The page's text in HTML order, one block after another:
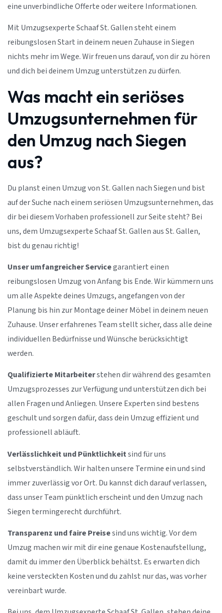
eine unverbindliche Offerte oder weitere Informationen.
Mit Umzugsexperte Schaaf St. Gallen steht einem
reibungslosen Start in deinem neuen Zuhause in Siegen
nichts mehr im Wege. Wir freuen uns darauf, von dir zu hören
und dich bei deinem Umzug unterstützen zu dürfen.
Was macht ein seriöses
Umzugsunternehmen für
den Umzug nach Siegen
aus?
Du planst einen Umzug von St. Gallen nach Siegen und bist
auf der Suche nach einem seriösen Umzugsunternehmen, das
dir bei diesem Vorhaben professionell zur Seite steht? Bei
uns, dem Umzugsexperte Schaaf St. Gallen aus St. Gallen,
bist du genau richtig!
Unser umfangreicher Servicegarantiert einen
reibungslosen Umzug von Anfang bis Ende. Wir kümmern uns
um alle Aspekte deines Umzugs, angefangen von der
Planung bis hin zur Montage deiner Möbel in deinem neuen
Zuhause. Unser erfahrenes Team stellt sicher, dass alle deine
individuellen Bedürfnisse und Wünsche berücksichtigt
werden.
Qualifizierte Mitarbeiterstehen dir während des gesamten
Umzugsprozesses zur Verfügung und unterstützen dich bei
allen Fragen und Anliegen. Unsere Experten sind bestens
geschult und sorgen dafür, dass dein Umzug effizient und
professionell abläuft.
Verlässlichkeit und Pünktlichkeitsind für uns
selbstverständlich. Wir halten unsere Termine ein und sind
immer zuverlässig vor Ort. Du kannst dich darauf verlassen,
dass unser Team pünktlich erscheint und den Umzug nach
Siegen termingerecht durchführt.
Transparenz und faire Preisesind uns wichtig. Vor dem
Umzug machen wir mit dir eine genaue Kostenaufstellung,
damit du immer den Überblick behältst. Es erwarten dich
keine versteckten Kosten und du zahlst nur das, was vorher
vereinbart wurde.